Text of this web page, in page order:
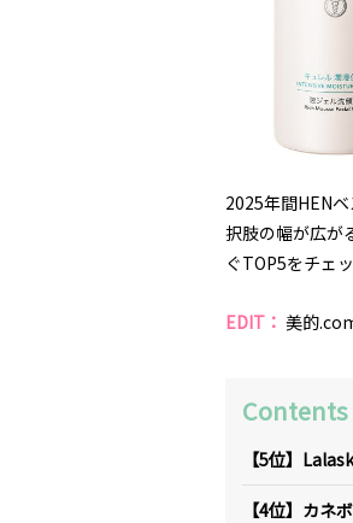
2025年間HEN
択肢の幅が広が
ぐTOP5をチェ
EDIT： 美的
Contents
【5位】
【4位】カネ